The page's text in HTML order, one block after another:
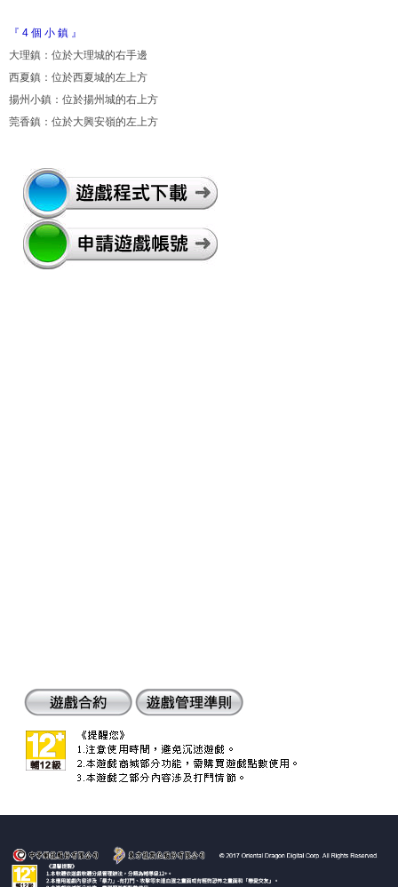
『 4 個 小 鎮 』
大理鎮：位於大理城的右手邊
西夏鎮：位於西夏城的左上方
揚州小鎮：位於揚州城的右上方
莞香鎮：位於大興安嶺的左上方